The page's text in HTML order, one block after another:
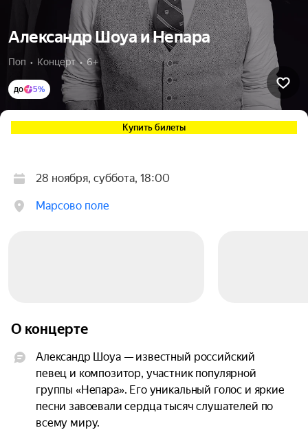
Александр Шоуа и Непара
Поп  •  Концерт  •  6+
до 5%
Купить билеты
28 ноября, суббота, 18:00
Марсово поле
О концерте
Александр Шоуа — известный российский
певец и композитор, участник популярной
группы «Непара». Его уникальный голос и яркие
песни завоевали сердца тысяч слушателей по
всему миру.